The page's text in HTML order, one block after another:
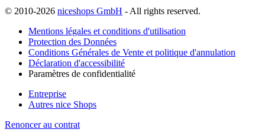
© 2010-2026 niceshops GmbH - All rights reserved.
Mentions légales et conditions d'utilisation
Protection des Données
Conditions Générales de Vente et politique d'annulation
Déclaration d'accessibilité
Paramètres de confidentialité
Entreprise
Autres nice Shops
Renoncer au contrat